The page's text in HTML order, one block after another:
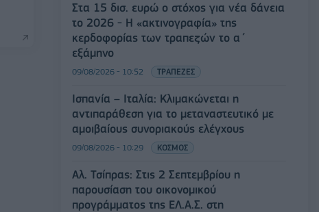
Στα 15 δισ. ευρώ ο στόχος για νέα δάνεια
το 2026 - Η «ακτινογραφία» της
κερδοφορίας των τραπεζών το α΄
εξάμηνο
09/08/2026 - 10:52 ΤΡΑΠΕΖΕΣ
Ισπανία – Ιταλία: Κλιμακώνεται η
αντιπαράθεση για το μεταναστευτικό με
αμοιβαίους συνοριακούς ελέγχους
09/08/2026 - 10:29 ΚΟΣΜΟΣ
Αλ. Τσίπρας: Στις 2 Σεπτεμβρίου η
παρουσίαση του οικονομικού
προγράμματος της ΕΛ.Α.Σ. στη